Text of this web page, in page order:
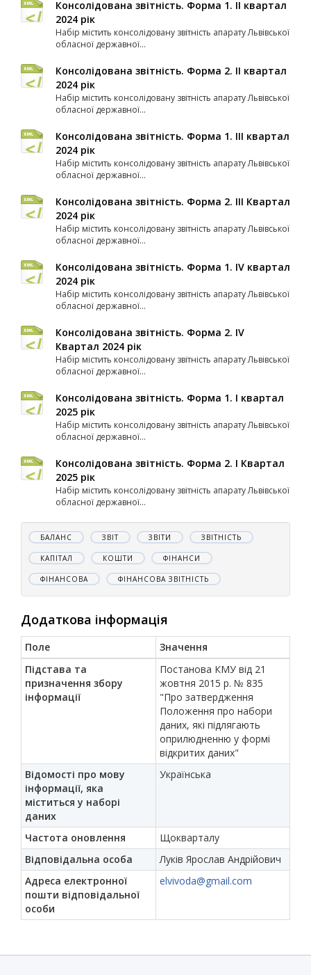
Консолідована звітність. Форма 1. II квартал
2024 рік
Набір містить консолідовану звітність апарату Львівської
обласної державної...
Консолідована звітність. Форма 2. II квартал
2024 рік
Набір містить консолідовану звітність апарату Львівської
обласної державної...
Консолідована звітність. Форма 1. III квартал
2024 рік
Набір містить консолідовану звітність апарату Львівської
обласної державної...
Консолідована звітність. Форма 2. ІІІ Квартал
2024 рік
Набір містить консолідовану звітність апарату Львівської
обласної державної...
Консолідована звітність. Форма 1. IV квартал
2024 рік
Набір містить консолідовану звітність апарату Львівської
обласної державної...
Консолідована звітність. Форма 2. ІV
Квартал 2024 рік
Набір містить консолідовану звітність апарату Львівської
обласної державної...
Консолідована звітність. Форма 1. I квартал
2025 рік
Набір містить консолідовану звітність апарату Львівської
обласної державної...
Консолідована звітність. Форма 2. І Квартал
2025 рік
Набір містить консолідовану звітність апарату Львівської
обласної державної...
БАЛАНС ЗВІТ ЗВІТИ ЗВІТНІСТЬ
КАПІТАЛ КОШТИ ФІНАНСИ
ФІНАНСОВА ФІНАНСОВА ЗВІТНІСТЬ
Додаткова інформація
Поле
Значення
Підстава та
призначення збору
інформації
Постанова КМУ від 21
жовтня 2015 р. № 835
"Про затвердження
Положення про набори
даних, які підлягають
оприлюдненню у формі
відкритих даних"
Відомості про мову
інформації, яка
міститься у наборі
даних
Українська
Частота оновлення
Щокварталу
Відповідальна особа
Луків Ярослав Андрійович
Адреса електронної
пошти відповідальної
особи
elvivoda@gmail.com